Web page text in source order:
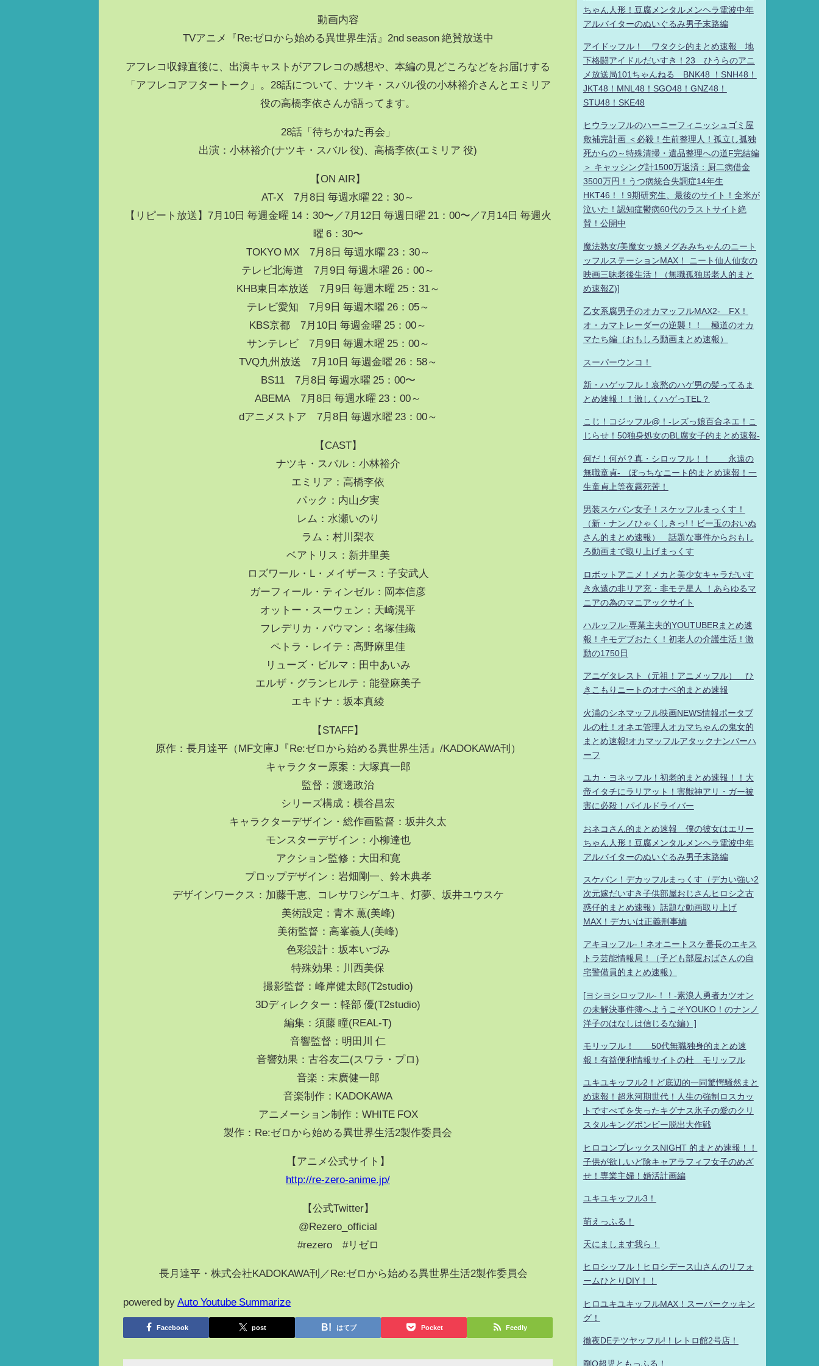
動画内容
TVアニメ『Re:ゼロから始める異世界生活』2nd season 絶賛放送中
アフレコ収録直後に、出演キャストがアフレコの感想や、本編の見どころなどをお届けする
「アフレコアフタートーク」。28話について、ナツキ・スバル役の小林裕介さんとエミリア
役の高橋李依さんが語ってます。
28話「待ちかねた再会」
出演：小林裕介(ナツキ・スバル 役)、高橋李依(エミリア 役)
【ON AIR】
AT-X 7月8日 毎週水曜 22：30～
【リピート放送】7月10日 毎週金曜 14：30〜／7月12日 毎週日曜 21：00〜／7月14日 毎週火
曜 6：30〜
TOKYO MX 7月8日 毎週水曜 23：30～
テレビ北海道 7月9日 毎週木曜 26：00～
KHB東日本放送 7月9日 毎週木曜 25：31～
テレビ愛知 7月9日 毎週木曜 26：05～
KBS京都 7月10日 毎週金曜 25：00～
サンテレビ 7月9日 毎週木曜 25：00～
TVQ九州放送 7月10日 毎週金曜 26：58～
BS11 7月8日 毎週水曜 25：00〜
ABEMA 7月8日 毎週水曜 23：00～
dアニメストア 7月8日 毎週水曜 23：00～
【CAST】
ナツキ・スバル：小林裕介
エミリア：高橋李依
パック：内山夕実
レム：水瀬いのり
ラム：村川梨衣
ベアトリス：新井里美
ロズワール・L・メイザース：子安武人
ガーフィール・ティンゼル：岡本信彦
オットー・スーウェン：天崎滉平
フレデリカ・バウマン：名塚佳織
ペトラ・レイテ：高野麻里佳
リューズ・ビルマ：田中あいみ
エルザ・グランヒルテ：能登麻美子
エキドナ：坂本真綾
【STAFF】
原作：長月達平（MF文庫J『Re:ゼロから始める異世界生活』/KADOKAWA刊）
キャラクター原案：大塚真一郎
監督：渡邊政治
シリーズ構成：横谷昌宏
キャラクターデザイン・総作画監督：坂井久太
モンスターデザイン：小柳達也
アクション監修：大田和寛
プロップデザイン：岩畑剛一、鈴木典孝
デザインワークス：加藤千恵、コレサワシゲユキ、灯夢、坂井ユウスケ
美術設定：青木 薫(美峰)
美術監督：高峯義人(美峰)
色彩設計：坂本いづみ
特殊効果：川西美保
撮影監督：峰岸健太郎(T2studio)
3Dディレクター：軽部 優(T2studio)
編集：須藤 瞳(REAL-T)
音響監督：明田川 仁
音響効果：古谷友二(スワラ・プロ)
音楽：末廣健一郎
音楽制作：KADOKAWA
アニメーション制作：WHITE FOX
製作：Re:ゼロから始める異世界生活2製作委員会
【アニメ公式サイト】
http://re-zero-anime.jp/
【公式Twitter】
@Rezero_official
#rezero #リゼロ
©長月達平・株式会社KADOKAWA刊／Re:ゼロから始める異世界生活2製作委員会
powered by Auto Youtube Summarize
Facebook post はてブ Pocket Feedly
ちゃん人形！豆腐メンタルメンヘラ電波中年
アルバイターのぬいぐるみ男子末路編
アイドッフル！ ワタクシ的まとめ速報 地
下格闘アイドルだいすき！23 ひうらのアニ
メ放送局101ちゃんねる BNK48 ！SNH48！
JKT48！MNL48！SGO48！GNZ48！
STU48！SKE48
ヒウラッフルのハーニーフィニッシュゴミ屋
敷補完計画 ＜必殺！生前整理人！孤立し孤独
死からの～特殊清掃・遺品整理への道F完結編
＞ キャッシング計1500万返済：厨二病借金
3500万円！うつ病統合失調症14年生
HKT46！！9期研究生、最後のサイト！全米が
泣いた！認知症鬱病60代のラストサイト絶
賛！公開中
魔法熟女/美魔女ッ娘メグみみちゃんのニート
ッフルステーションMAX！ ニート仙人仙女の
映画三昧老後生活！（無職孤独居老人的まと
め速報Z)]
乙女系腐男子のオカマッフルMAX2- FX！
オ・カマトレーダーの逆襲！！ 極道のオカ
マたち編（おもしろ動画まとめ速報）
スーパーウンコ！
新・ハゲッフル！哀愁のハゲ男の髪ってるま
とめ速報！！激しくハゲっTEL？
こじ！コジッフル@！-レズっ娘百合ネエ！こ
じらせ！50独身処女のBL腐女子的まとめ速報-
何だ！何が？真・シロッフル！！ 永遠の
無職童貞- ぼっちなニート的まとめ速報！一
生童貞上等夜露死苦！
男装スケバン女子！スケッフルまっくす！
（新・ナンノひゃくしきっ!！ビー玉のおいぬ
さん的まとめ速報） 話題な事件からおもし
ろ動画まで取り上げまっくす
ロボットアニメ！メカと美少女キャラだいす
き永遠の非リア充・非モテ星人 ！あらゆるマ
ニアの為のマニアックサイト
ハルッフル-専業主夫的YOUTUBERまとめ速
報！キモデブおたく！初老人の介護生活！激
動の1750日
アニゲタレスト（元祖！アニメッフル） ひ
きこもりニートのオナベ的まとめ速報
火浦のシネマッフル映画NEWS情報ポータブ
ルの杜！オネエ管理人オカマちゃんの鬼女的
まとめ速報!オカマッフルアタックナンバーハ
ーフ
ユカ・ヨネッフル！初老的まとめ速報！！大
帝イタチにラリアット！害獣神アリ・ガー被
害に必殺！パイルドライバー
おネコさん的まとめ速報 僕の彼女はエリー
ちゃん人形！豆腐メンタルメンヘラ電波中年
アルバイターのぬいぐるみ男子末路編
スケバン！デカッフルまっくす（デカい強い2
次元嫁だいすき子供部屋おじさんヒロシ之古
惑仔的まとめ速報）話題な動画取り上げ
MAX！デカいは正義刑事編
アキヨッフル-！ネオニートスケ番長のエキス
トラ芸能情報局！（子ども部屋おばさんの自
宅警備員的まとめ速報）
[ヨシヨシロッフル-！！-素浪人勇者カツオン
の未解決事件簿へようこそYOUKO！のナンノ
洋子のはなしは信じるな編）]
モリッフル！ 50代無職独身的まとめ速
報！有益便利情報サイトの杜 モリッフル
ユキユキッフル2！ど底辺的一同驚愕騒然まと
め速報！超氷河期世代！人生の強制ロスカッ
トですべてを失ったキグナス氷子の愛のクリ
スタルキングボンビー脱出大作戦
ヒロコンプレックスNIGHT 的まとめ速報！！
子供が欲しいど陰キャアラフィフ女子のめざ
せ！専業主婦！婚活計画編
ユキユキッフル3！
萌えっふる！
天にまします我ら！
ヒロシッフル！ヒロシデース山さんのリフォ
ームひとりDIY！！
ヒロユキユキッフルMAX！スーパークッキン
グ！
徹夜DEテツヤッフル!！レトロ館2号店！
剛Q超児ともっふる！